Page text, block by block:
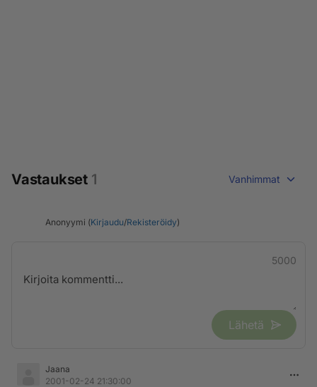
Vastaukset 1 Vanhimmat
Anonyymi (Kirjaudu/Rekisteröidy)
5000
Lähetä
Jaana
2001-02-24 21:30:00